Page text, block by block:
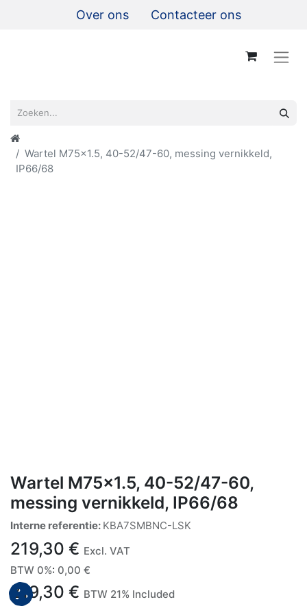
Over ons Contacteer ons
Wartel M75x1.5, 40-52/47-60, messing vernikkeld,
IP66/68
Wartel M75x1.5, 40-52/47-60,
messing vernikkeld, IP66/68
Interne referentie: KBA7SMBNC-LSK
219,30 € Excl. VAT
BTW 0%: 0,00 €
219,30 € BTW 21% Included